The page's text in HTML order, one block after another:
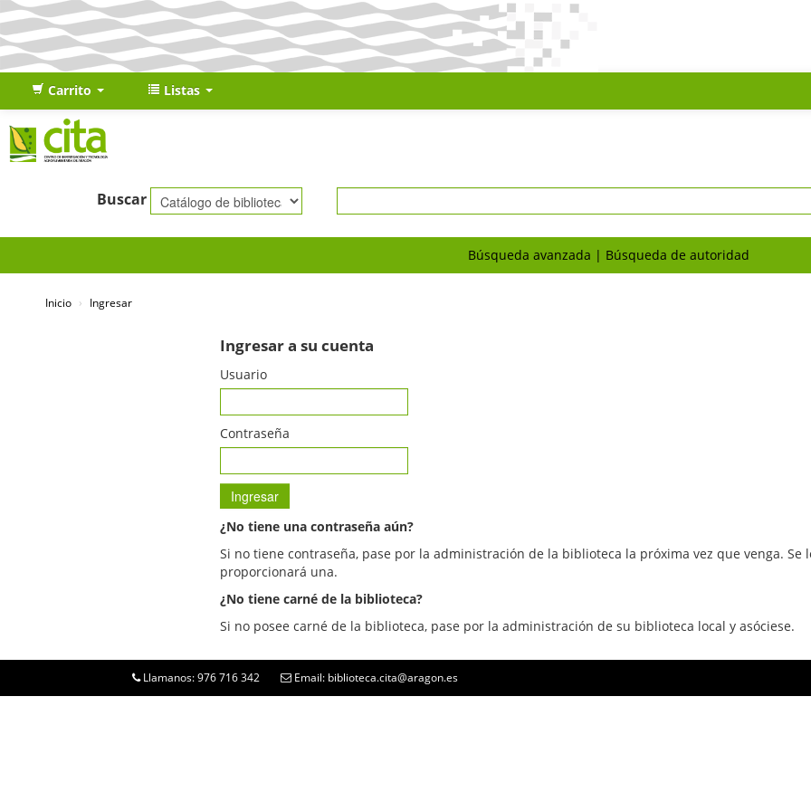
Carrito Listas
Buscar
Búsqueda avanzada Búsqueda de autoridad
Inicio › Ingresar
Ingresar a su cuenta
Usuario
Contraseña
¿No tiene una contraseña aún?
Si no tiene contraseña, pase por la administración de la biblioteca la próxima vez que venga. Se
proporcionará una.
¿No tiene carné de la biblioteca?
Si no posee carné de la biblioteca, pase por la administración de su biblioteca local y asóciese.
Llamanos: 976 716 342 Email: biblioteca.cita@aragon.es